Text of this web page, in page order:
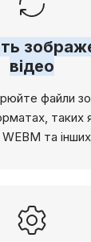
відео
файли
таких
WEBM та